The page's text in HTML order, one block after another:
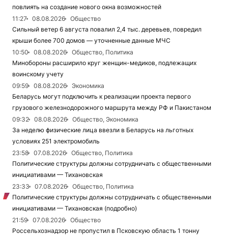
повлиять на создание нового окна возможностей
11:27
08.08.2026
Общество
Сильный ветер 6 августа повалил 2,4 тыс. деревьев, повредил
крыши более 700 домов — уточненные данные МЧС
10:50
08.08.2026
Общество, Политика
Минобороны расширило круг женщин-медиков, подлежащих
воинскому учету
09:59
08.08.2026
Экономика
Беларусь могут подключить к реализации проекта первого
грузового железнодорожного маршрута между РФ и Пакистаном
09:32
08.08.2026
Общество, Экономика
За неделю физические лица ввезли в Беларусь на льготных
условиях 251 электромобиль
23:58
07.08.2026
Общество, Политика
Политические структуры должны сотрудничать с общественными
инициативами — Тихановская
23:33
07.08.2026
Общество, Политика
Политические структуры должны сотрудничать с общественными
инициативами — Тихановская (подробно)
21:59
07.08.2026
Общество
Россельхознадзор не пропустил в Псковскую область 1 тонну